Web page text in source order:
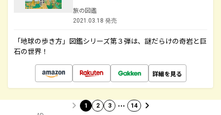
旅の図鑑
2021.03.18 発売
「地球の歩き方」図鑑シリーズ第３弾は、謎だらけの奇岩と巨
石の世界！
詳細を見る
1 2 3 … 14